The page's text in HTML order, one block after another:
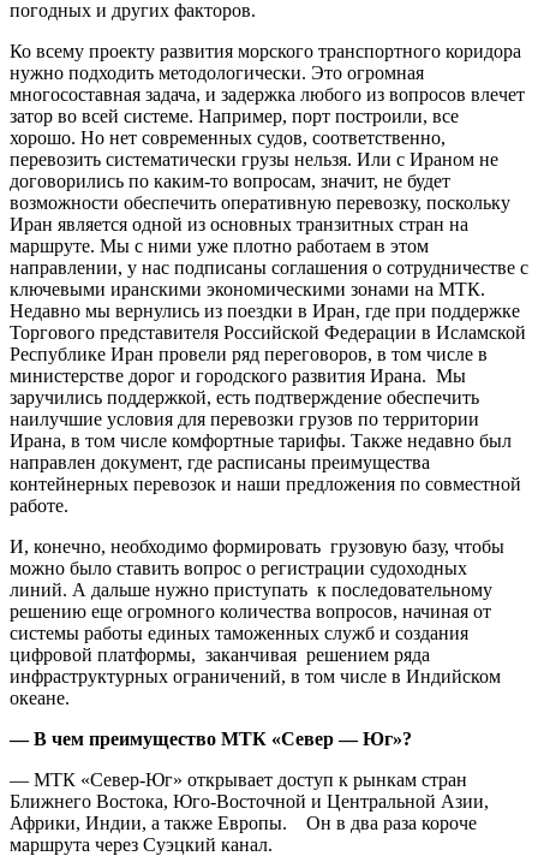
погодных и других факторов.
Ко всему проекту развития морского транспортного коридора
нужно подходить методологически. Это огромная
многосоставная задача, и задержка любого из вопросов влечет
затор во всей системе. Например, порт построили, все
хорошо. Но нет современных судов, соответственно,
перевозить систематически грузы нельзя. Или с Ираном не
договорились по каким-то вопросам, значит, не будет
возможности обеспечить оперативную перевозку, поскольку
Иран является одной из основных транзитных стран на
маршруте. Мы с ними уже плотно работаем в этом
направлении, у нас подписаны соглашения о сотрудничестве с
ключевыми иранскими экономическими зонами на МТК.
Недавно мы вернулись из поездки в Иран, где при поддержке
Торгового представителя Российской Федерации в Исламской
Республике Иран провели ряд переговоров, в том числе в
министерстве дорог и городского развития Ирана. Мы
заручились поддержкой, есть подтверждение обеспечить
наилучшие условия для перевозки грузов по территории
Ирана, в том числе комфортные тарифы. Также недавно был
направлен документ, где расписаны преимущества
контейнерных перевозок и наши предложения по совместной
работе.
И, конечно, необходимо формировать грузовую базу, чтобы
можно было ставить вопрос о регистрации судоходных
линий. А дальше нужно приступать к последовательному
решению еще огромного количества вопросов, начиная от
системы работы единых таможенных служб и создания
цифровой платформы, заканчивая решением ряда
инфраструктурных ограничений, в том числе в Индийском
океане.
— В чем преимущество МТК «Север — Юг»?
— МТК «Север-Юг» открывает доступ к рынкам стран
Ближнего Востока, Юго-Восточной и Центральной Азии,
Африки, Индии, а также Европы. Он в два раза короче
маршрута через Суэцкий канал.